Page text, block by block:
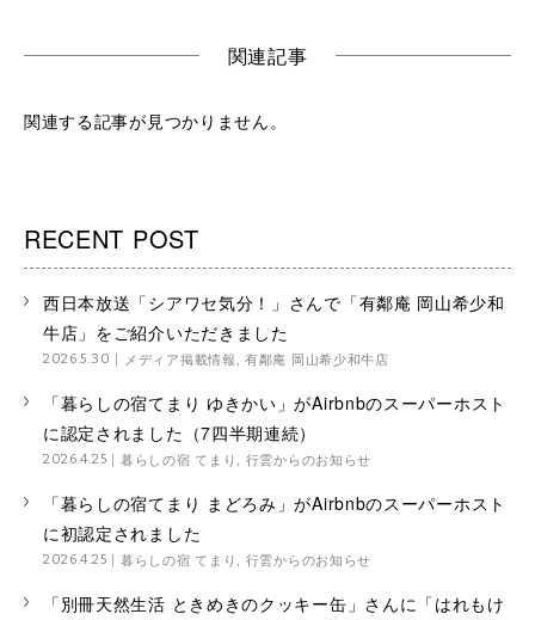
関連記事
関連する記事が見つかりません。
RECENT POST
西日本放送「シアワセ気分！」さんで「有鄰庵 岡山希少和
牛店」をご紹介いただきました
2026.5.30 メディア掲載情報,有鄰庵 岡山希少和牛店
「暮らしの宿てまり ゆきかい」がAirbnbのスーパーホスト
に認定されました（7四半期連続）
2026.4.25 暮らしの宿 てまり , 行雲からのお知らせ
「暮らしの宿てまり まどろみ」がAirbnbのスーパーホスト
に初認定されました
2026.4.25 暮らしの宿 てまり , 行雲からのお知らせ
「別冊天然生活 ときめきのクッキー缶」さんに「はれもけ